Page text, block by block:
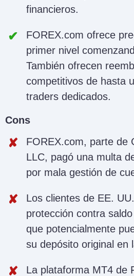
financieros.
FOREX.com ofrece
primer nivel
También ofrecen
competitivos de hasta
traders dedicados.
Cons
FOREX.com, parte de
LLC, pagó una multa
por mala gestión de
Los clientes de EE.
protección contra
que potencialmente
su depósito original en
La plataforma MT4 de